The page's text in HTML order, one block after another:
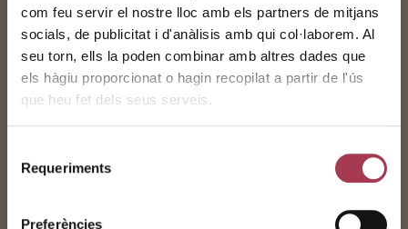
com feu servir el nostre lloc amb els partners de mitjans
socials, de publicitat i d'anàlisis amb qui col·laborem. Al
seu torn, ells la poden combinar amb altres dades que
els hàgiu proporcionat o hagin recopilat a partir de l'ús
que heu fet dels seus serveis.
Requeriments
Preferències
Wine
tourism